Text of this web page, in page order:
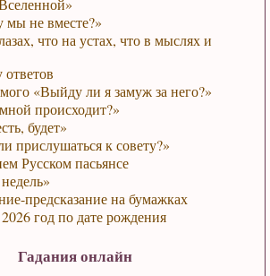
мы не вместе?»
что на устах, что в мыслях и
«Выйду ли я замуж за него?»
происходит?»
будет»
прислушаться к совету?»
Русском пасьянсе
предсказание на бумажках
год по дате рождения
Гадания онлайн